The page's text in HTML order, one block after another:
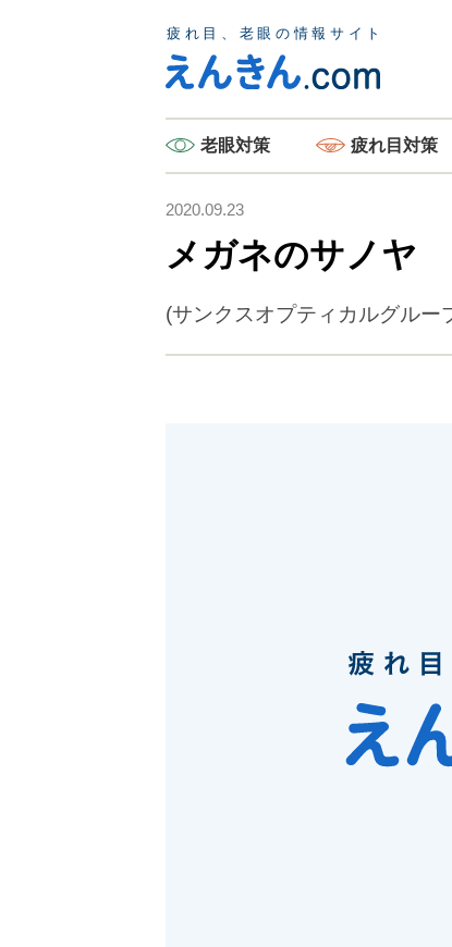
老眼対策 疲れ目 対策
2020.09.23
メガネのサノヤ